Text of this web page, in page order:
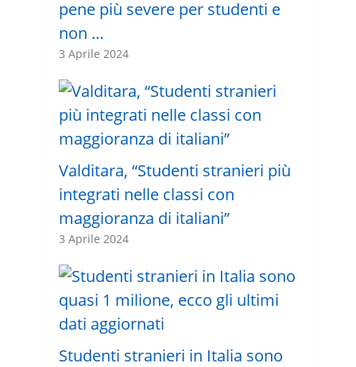
pene più severe per studenti e
non …
3 Aprile 2024
Valditara, “Studenti stranieri più
integrati nelle classi con
maggioranza di italiani”
3 Aprile 2024
Studenti stranieri in Italia sono